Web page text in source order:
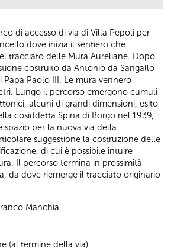
di accesso di via di Villa Pepoli per
dove inizia il sentiero che
tracciato delle Mura Aureliane. Dopo
costruito da Antonio da Sangallo
Papa Paolo III. Le mura vennero
Lungo il percorso emergono cumuli
alcuni di grandi dimensioni, esito
cosiddetta Spina di Borgo nel 1939,
spazio per la nuova via della
suggestione la costruzione delle
di cui è possibile intuire
Il percorso termina in prossimità
da dove riemerge il tracciato originario
Manchia.
(al termine della via)